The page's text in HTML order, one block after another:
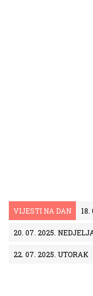
VIJESTI NA DAN 18.
20. 07. 2025.
22. 07. 2025. UTORAK